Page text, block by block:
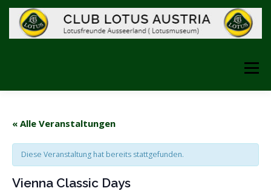
springen
Menü
FOTOS LINKS DAS MUSEUM
« Alle Veranstaltungen
Diese Veranstaltung hat bereits stattgefunden.
Vienna Classic Days